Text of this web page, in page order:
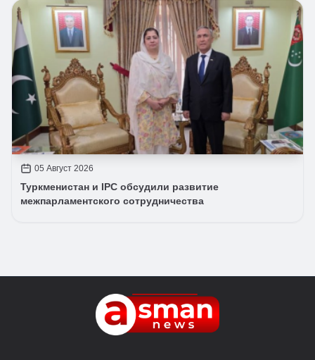
05 Август 2026
Туркменистан и IPC обсудили развитие
межпарламентского сотрудничества